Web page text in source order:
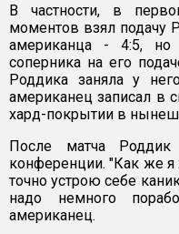
В частности, в
моментов взял подачу
американца - 4:5, но
соперника на его
Роддика заняла у
американец записал в
хард-покрытии в
После матча
конференции. "Как же я
точно устрою себе
надо немного
американец.